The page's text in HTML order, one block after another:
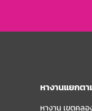
หางานแยกต
หางาน เขตคลอ